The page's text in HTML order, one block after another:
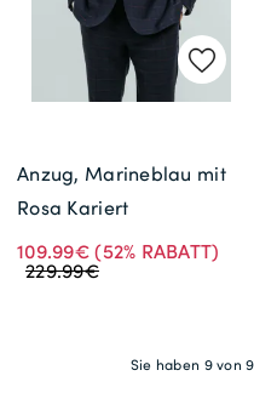
Anzug, Marineblau mit
Rosa Kariert
109.99€(52% RABATT)
229.99€
Sie haben 9 von